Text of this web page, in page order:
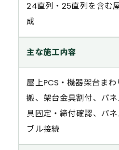
24直列・25直列を含む
成
主な施工内容
屋上PCS・機器架台ま
搬、架台金具割付、パ
具固定・締付確認、パ
ブル接続